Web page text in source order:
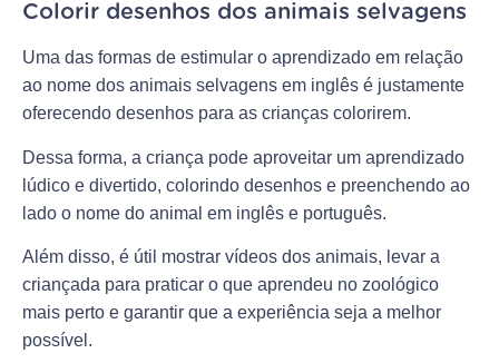
Colorir desenhos dos animais selvagens
Uma das formas de estimular o aprendizado em relação
ao nome dos animais selvagens em inglês é justamente
oferecendo desenhos para as crianças colorirem.
Dessa forma, a criança pode aproveitar um aprendizado
lúdico e divertido, colorindo desenhos e preenchendo ao
lado o nome do animal em inglês e português.
Além disso, é útil mostrar vídeos dos animais, levar a
criançada para praticar o que aprendeu no zoológico
mais perto e garantir que a experiência seja a melhor
possível.